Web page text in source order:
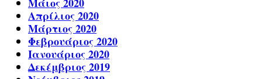
Απρίλιος 2020
Μάρτιος 2020
Φεβρουάριος 2020
Ιανουάριος 2020
Δεκέμβριος 2019